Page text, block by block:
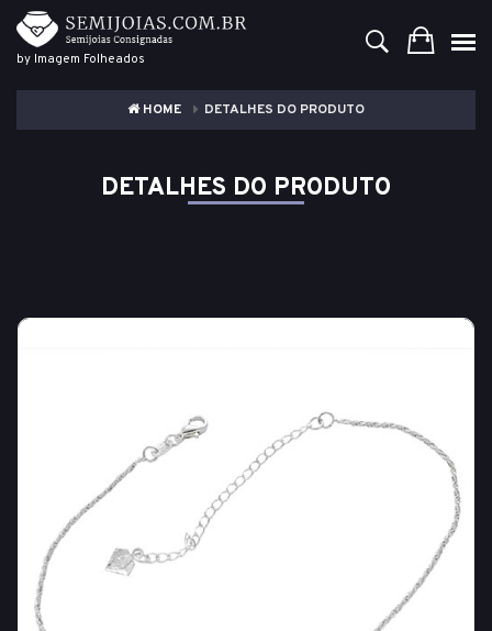
by Imagem Folheados
HOME DETALHES DO PRODUTO
DETALHES DO PRODUTO